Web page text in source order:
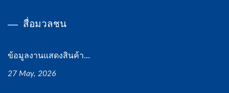
สื่อมวลชน
ข้อมูลงานแสดงสินค้า...
27 May, 2026